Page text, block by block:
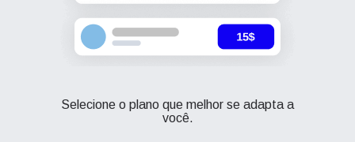
Selecione o plano que melhor se adapta a
você.